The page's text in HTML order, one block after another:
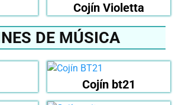
Cojín Violetta
DE MÚSICA
Cojín bt21